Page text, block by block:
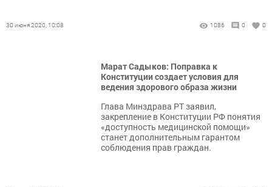
30 июня 2020, 10:08 1086 0 0
Марат Садыков: Поправка к
Конституции создает условия для
ведения здорового образа жизни
Глава Минздрава РТ заявил,
закрепление в Конституции РФ понятия
«доступность медицинской помощи»
станет дополнительным гарантом
соблюдения прав граждан.